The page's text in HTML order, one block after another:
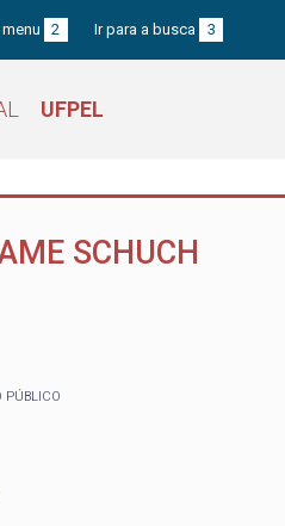
2 Ir para a busca 3
UFPEL
SCHUCH
PÚBLICO